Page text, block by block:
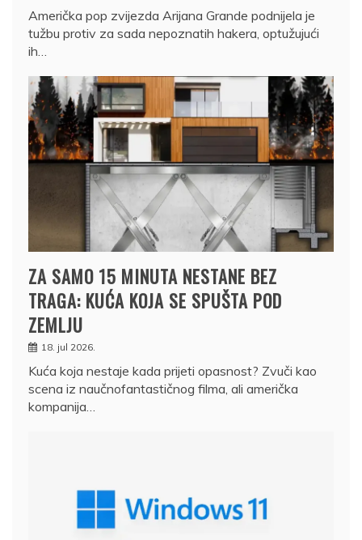
Američka pop zvijezda Arijana Grande podnijela je
tužbu protiv za sada nepoznatih hakera, optužujući
ih…
ZA SAMO 15 MINUTA NESTANE BEZ
TRAGA: KUĆA KOJA SE SPUŠTA POD
ZEMLJU
18. jul 2026.
Kuća koja nestaje kada prijeti opasnost? Zvuči kao
scena iz naučnofantastičnog filma, ali američka
kompanija…